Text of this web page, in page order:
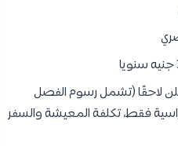
لاحقًا (تشمل رسوم الفصل
فقط، تكلفة المعيشة والسفر